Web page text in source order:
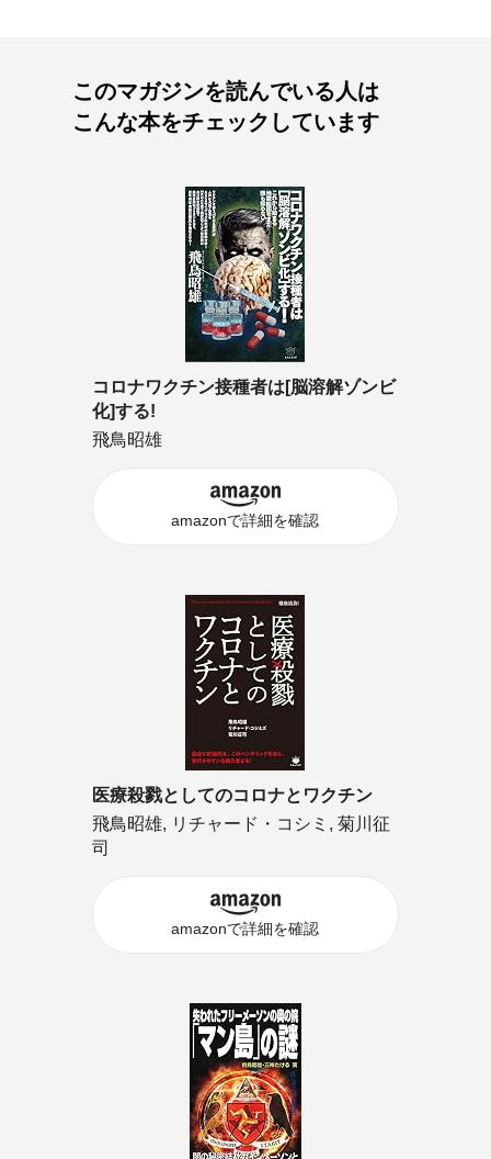
このマガジンを読んでいる人は
こんな本をチェックしています
コロナワクチン接種者は[脳溶解ゾンビ
化]する!
飛鳥昭雄
amazonで詳細を確認
医療殺戮としてのコロナとワクチン
飛鳥昭雄, リチャード・コシミ, 菊川征
司
amazonで詳細を確認